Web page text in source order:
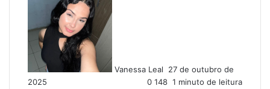
Vanessa Leal
m
e
27 de outubro de
2025
0 148 1 minuto de leitura